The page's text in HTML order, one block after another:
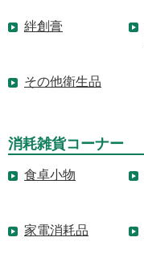
絆創膏
その他衛生品
消耗雑貨コーナー
食卓小物
家電消耗品